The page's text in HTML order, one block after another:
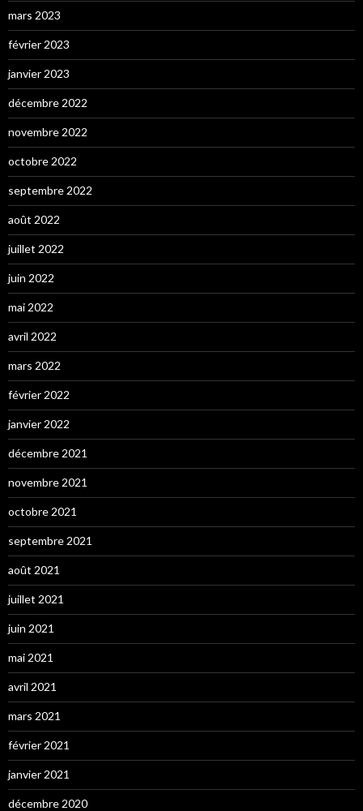
mars 2023
février 2023
janvier 2023
décembre 2022
novembre 2022
octobre 2022
septembre 2022
août 2022
juillet 2022
juin 2022
mai 2022
avril 2022
mars 2022
février 2022
janvier 2022
décembre 2021
novembre 2021
octobre 2021
septembre 2021
août 2021
juillet 2021
juin 2021
mai 2021
avril 2021
mars 2021
février 2021
janvier 2021
décembre 2020